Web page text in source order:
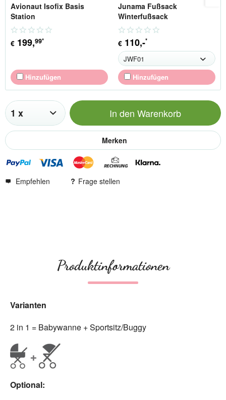
Avionaut Isofix Basis
Station
€ 199,99*
Hinzufügen
Junama Fußsack
Winterfußsack
€ 110,-*
Hinzufügen
In den Warenkorb
Merken
Empfehlen Frage stellen
Produktinformationen
Varianten
2 in 1 = Babywanne + Sportsitz/Buggy
Optional: